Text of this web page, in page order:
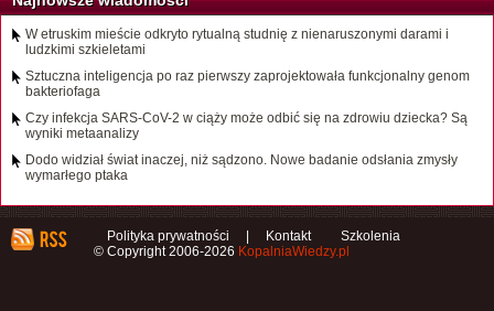
W etruskim mieście odkryto rytualną studnię z nienaruszonymi darami i
ludzkimi szkieletami
Sztuczna inteligencja po raz pierwszy zaprojektowała funkcjonalny genom
bakteriofaga
Czy infekcja SARS-CoV-2 w ciąży może odbić się na zdrowiu dziecka? Są
wyniki metaanalizy
Dodo widział świat inaczej, niż sądzono. Nowe badanie odsłania zmysły
wymarłego ptaka
Polityka prywatności Kontakt
Szkolenia
© Copyright 2006-2026 KopalniaWiedzy.pl